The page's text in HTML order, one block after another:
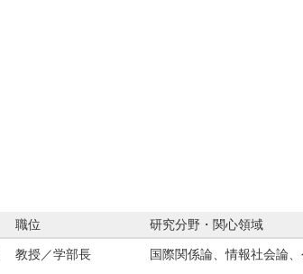
職位 研究分野・関心領域
教授／学部長 国際関係論、情報社会論